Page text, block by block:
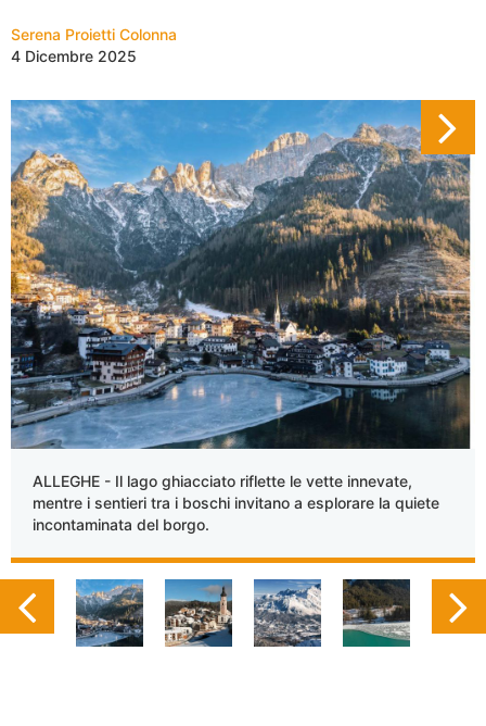
Serena Proietti Colonna
4 Dicembre 2025
ALLEGHE - Il lago ghiacciato riflette le vette innevate,
mentre i sentieri tra i boschi invitano a esplorare la quiete
incontaminata del borgo.